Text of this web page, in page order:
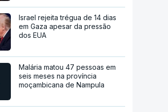
Israel rejeita trégua de 14 dias
em Gaza apesar da pressão
dos EUA
Malária matou 47 pessoas em
seis meses na província
moçambicana de Nampula